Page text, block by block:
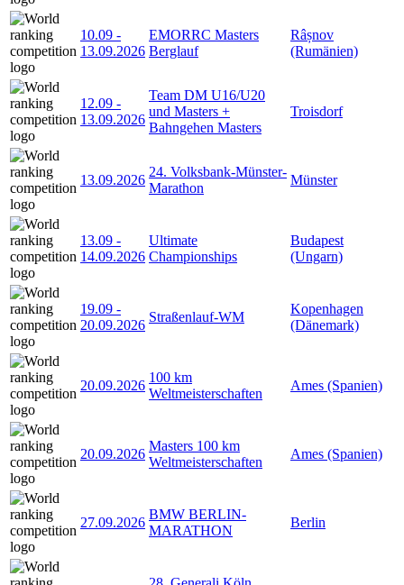
10.09 -
13.09.2026
EMORRC Masters
Berglauf
Râșnov
(Rumänien)
12.09 -
13.09.2026
Team DM U16/U20
und Masters +
Bahngehen Masters
Troisdorf
13.09.2026
24. Volksbank-Münster-
Marathon
Münster
13.09 -
14.09.2026
Ultimate
Championships
Budapest
(Ungarn)
19.09 -
20.09.2026
Straßenlauf-WM
Kopenhagen
(Dänemark)
20.09.2026
100 km
Weltmeisterschaften
Ames (Spanien)
20.09.2026
Masters 100 km
Weltmeisterschaften
Ames (Spanien)
27.09.2026
BMW BERLIN-
MARATHON
Berlin